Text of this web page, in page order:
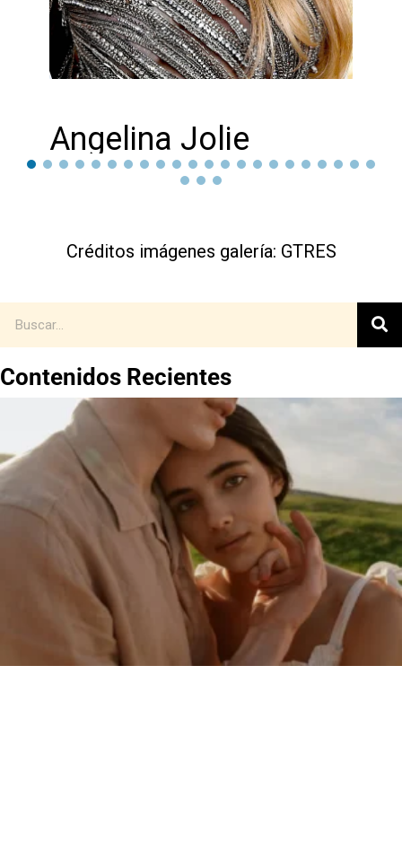
Angelina Jolie
Créditos imágenes galería: GTRES
Contenidos Recientes